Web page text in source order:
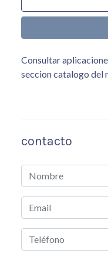
Consultar
seccion catalogo del
contacto